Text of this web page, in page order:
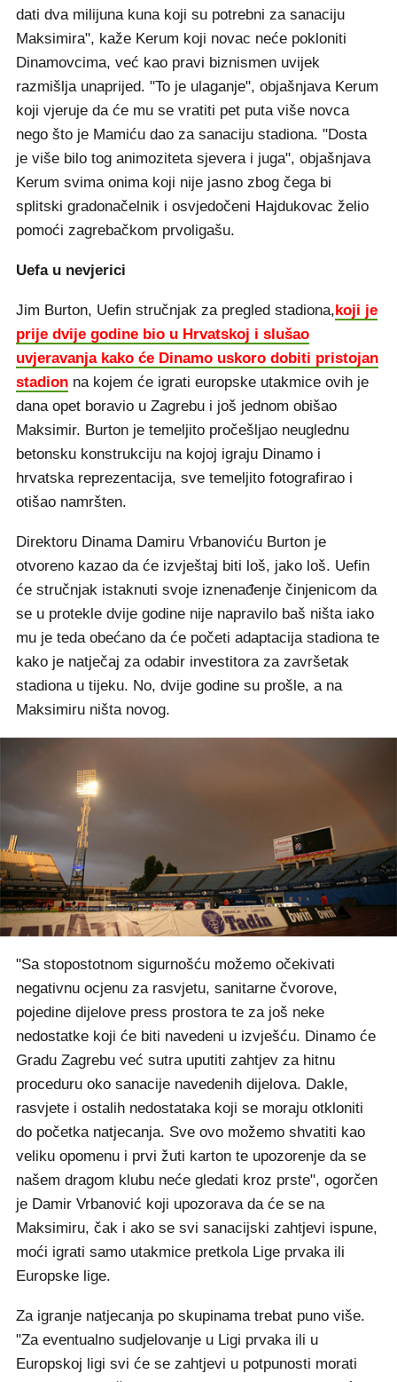
dati dva milijuna kuna koji su potrebni za sanaciju
Maksimira", kaže Kerum koji novac neće pokloniti
Dinamovcima, već kao pravi biznismen uvijek
razmišlja unaprijed. "To je ulaganje", objašnjava Kerum
koji vjeruje da će mu se vratiti pet puta više novca
nego što je Mamiću dao za sanaciju stadiona. "Dosta
je više bilo tog animoziteta sjevera i juga", objašnjava
Kerum svima onima koji nije jasno zbog čega bi
splitski gradonačelnik i osvjedočeni Hajdukovac želio
pomoći zagrebačkom prvoligašu.
Uefa u nevjerici
Jim Burton, Uefin stručnjak za pregled stadiona,koji je
prije dvije godine bio u Hrvatskoj i slušao
uvjeravanja kako će Dinamo uskoro dobiti pristojan
stadion na kojem će igrati europske utakmice ovih je
dana opet boravio u Zagrebu i još jednom obišao
Maksimir. Burton je temeljito pročešljao neuglednu
betonsku konstrukciju na kojoj igraju Dinamo i
hrvatska reprezentacija, sve temeljito fotografirao i
otišao namršten.
Direktoru Dinama Damiru Vrbanoviću Burton je
otvoreno kazao da će izvještaj biti loš, jako loš. Uefin
će stručnjak istaknuti svoje iznenađenje činjenicom da
se u protekle dvije godine nije napravilo baš ništa iako
mu je teda obećano da će početi adaptacija stadiona te
kako je natječaj za odabir investitora za završetak
stadiona u tijeku. No, dvije godine su prošle, a na
Maksimiru ništa novog.
"Sa stopostotnom sigurnošću možemo očekivati
negativnu ocjenu za rasvjetu, sanitarne čvorove,
pojedine dijelove press prostora te za još neke
nedostatke koji će biti navedeni u izvješću. Dinamo će
Gradu Zagrebu već sutra uputiti zahtjev za hitnu
proceduru oko sanacije navedenih dijelova. Dakle,
rasvjete i ostalih nedostataka koji se moraju otkloniti
do početka natjecanja. Sve ovo možemo shvatiti kao
veliku opomenu i prvi žuti karton te upozorenje da se
našem dragom klubu neće gledati kroz prste", ogorčen
je Damir Vrbanović koji upozorava da će se na
Maksimiru, čak i ako se svi sanacijski zahtjevi ispune,
moći igrati samo utakmice pretkola Lige prvaka ili
Europske lige.
Za igranje natjecanja po skupinama trebat puno više.
"Za eventualno sudjelovanje u Ligi prvaka ili u
Europskoj ligi svi će se zahtjevi u potpunosti morati